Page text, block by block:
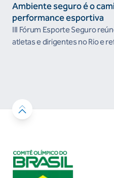
Ambiente seguro é o
performance esportiva
III Fórum Esporte Seguro
atletas e dirigentes no Rio e